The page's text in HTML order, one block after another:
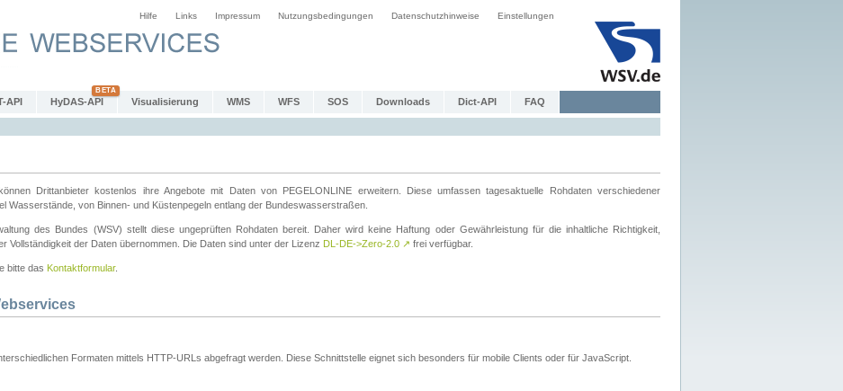
Hilfe Links Impressum Nutzungsbedingungen Datenschutzhinweise Einstellungen
API HyDAS-API Visualisierung WMS WFS SOS Downloads Dict-API FAQ
Drittanbieter kostenlos ihre Angebote mit Daten von PEGELONLINE erweitern. Diese umfassen tagesaktuelle Rohdaten verschiedener
Wasserstände, von Binnen- und Küstenpegeln entlang der Bundeswasserstraßen.
des Bundes (WSV) stellt diese ungeprüften Rohdaten bereit. Daher wird keine Haftung oder Gewährleistung für die inhaltliche Richtigkeit,
Vollständigkeit der Daten übernommen. Die Daten sind unter der Lizenz DL-DE->Zero-2.0 ↗ frei verfügbar.
bitte das Kontaktformular.
Formaten mittels HTTP-URLs abgefragt werden. Diese Schnittstelle eignet sich besonders für mobile Clients oder für JavaScript.